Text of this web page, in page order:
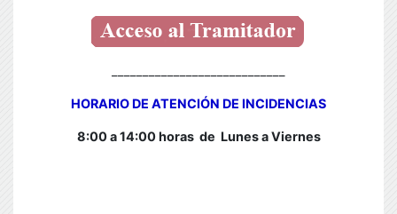
HORARIO DE ATENCIÓN DE INCIDENCIAS
8:00 a 14:00 horas de Lunes a Viernes